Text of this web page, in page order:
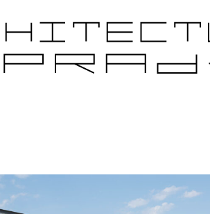
CANDIDATS ÉDITIONS PRÉCÉDENTES